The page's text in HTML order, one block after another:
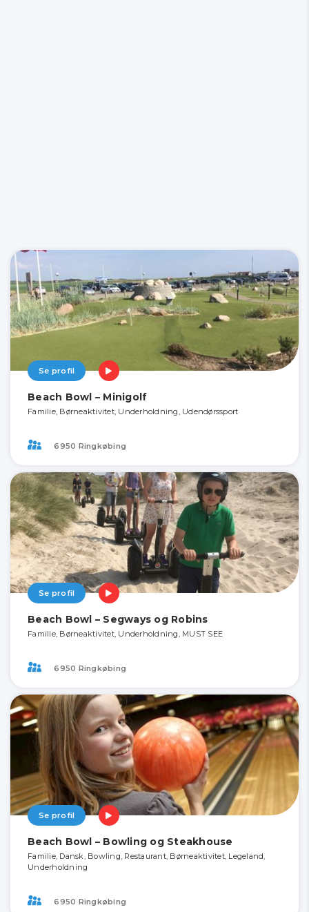
Se profil
Beach Bowl – Minigolf
Familie, Børneaktivitet, Underholdning, Udendørssport
6950 Ringkøbing
Se profil
Beach Bowl – Segways og Robins
Familie, Børneaktivitet, Underholdning, MUST SEE
6950 Ringkøbing
Se profil
Beach Bowl – Bowling og Steakhouse
Familie, Dansk, Bowling, Restaurant, Børneaktivitet, Legeland,
Underholdning
6950 Ringkøbing